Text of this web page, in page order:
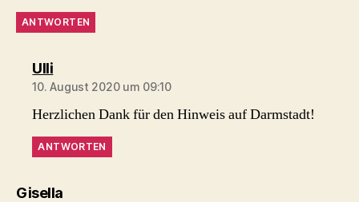
ANTWORTEN
Ullisagt:
10. August 2020 um 09:10
Herzlichen Dank für den Hinweis auf Darmstadt!
ANTWORTEN
Gisellasagt: